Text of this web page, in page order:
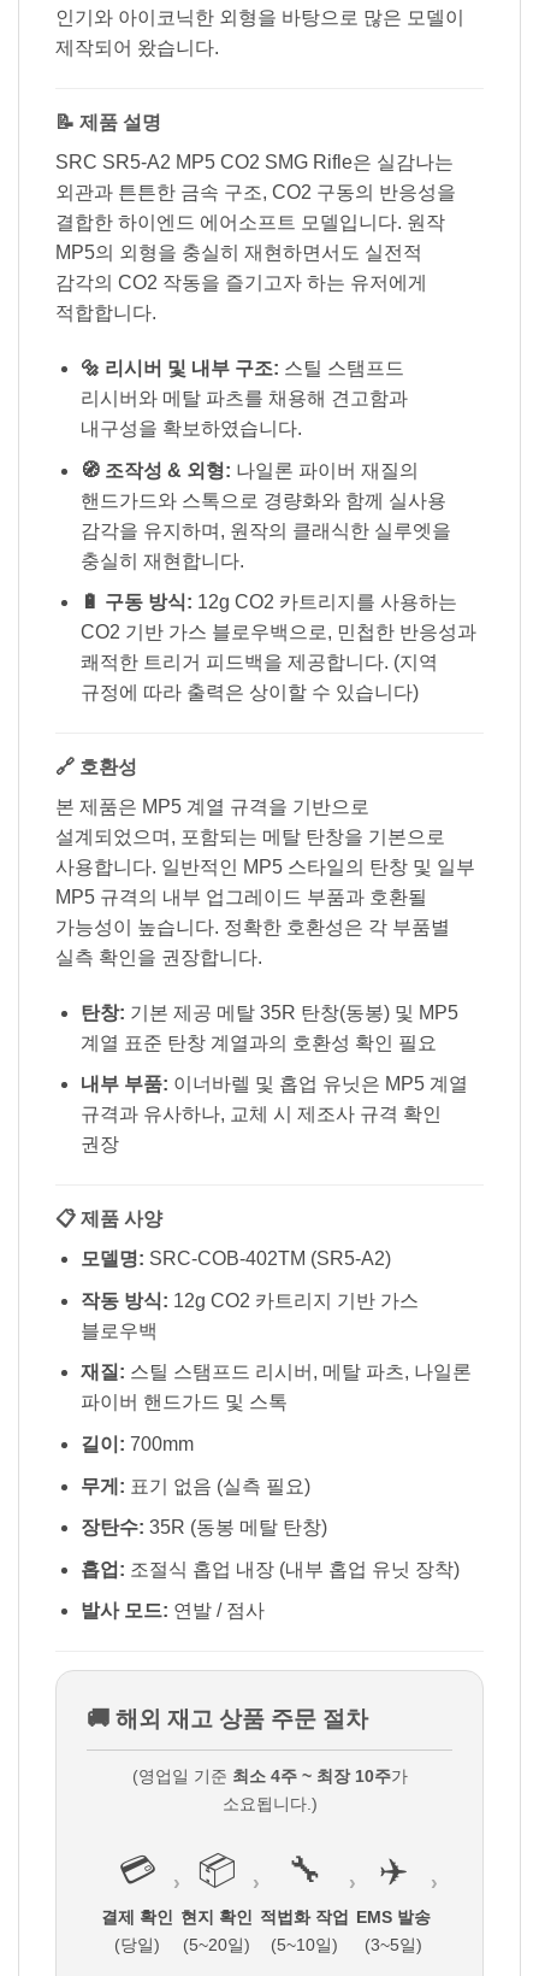
인기와 아이코닉한 외형을 바탕으로 많은 모델이
제작되어 왔습니다.
📝 제품 설명
SRC SR5-A2 MP5 CO2 SMG Rifle은 실감나는
외관과 튼튼한 금속 구조, CO2 구동의 반응성을
결합한 하이엔드 에어소프트 모델입니다. 원작
MP5의 외형을 충실히 재현하면서도 실전적
감각의 CO2 작동을 즐기고자 하는 유저에게
적합합니다.
🔩 리시버 및 내부 구조: 스틸 스탬프드
리시버와 메탈 파츠를 채용해 견고함과
내구성을 확보하였습니다.
🧭 조작성 & 외형: 나일론 파이버 재질의
핸드가드와 스톡으로 경량화와 함께 실사용
감각을 유지하며, 원작의 클래식한 실루엣을
충실히 재현합니다.
🔋 구동 방식: 12g CO2 카트리지를 사용하는
CO2 기반 가스 블로우백으로, 민첩한 반응성과
쾌적한 트리거 피드백을 제공합니다. (지역
규정에 따라 출력은 상이할 수 있습니다)
🔗 호환성
본 제품은 MP5 계열 규격을 기반으로
설계되었으며, 포함되는 메탈 탄창을 기본으로
사용합니다. 일반적인 MP5 스타일의 탄창 및 일부
MP5 규격의 내부 업그레이드 부품과 호환될
가능성이 높습니다. 정확한 호환성은 각 부품별
실측 확인을 권장합니다.
탄창: 기본 제공 메탈 35R 탄창(동봉) 및 MP5
계열 표준 탄창 계열과의 호환성 확인 필요
내부 부품: 이너바렐 및 홉업 유닛은 MP5 계열
규격과 유사하나, 교체 시 제조사 규격 확인
권장
📋 제품 사양
모델명: SRC-COB-402TM (SR5-A2)
작동 방식: 12g CO2 카트리지 기반 가스
블로우백
재질: 스틸 스탬프드 리시버, 메탈 파츠, 나일론
파이버 핸드가드 및 스톡
길이: 700mm
무게: 표기 없음 (실측 필요)
장탄수: 35R (동봉 메탈 탄창)
홉업: 조절식 홉업 내장 (내부 홉업 유닛 장착)
발사 모드: 연발 / 점사
🚚 해외 재고 상품 주문 절차
(영업일 기준 최소 4주 ~ 최장 10주가
소요됩니다.)
💳
결제 확인
(당일)
› 📦
현지 확인
(5~20일)
› 🔧
적법화 작업
(5~10일)
› ✈️
EMS 발송
(3~5일)
›